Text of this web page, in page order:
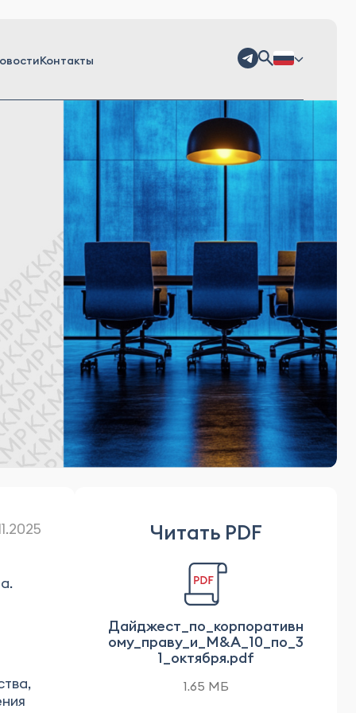
Контакты
Читать PDF
Дайджест_по_корпоративн
ому_праву_и_M&A_10_по_3
1_октября.pdf
1.65 МБ